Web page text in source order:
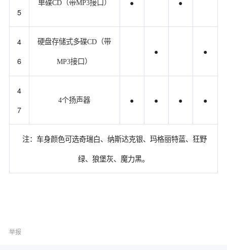
5
单碟CD（带MP3接口） ● ●
4
6
硬盘存储式多碟CD（带
MP3接口）
● ●
4
7
4个扬声器 ● ● ● ●
注：车身颜色可选奇瑞白、纳斯达克银、玛格丽特蓝、狂野
绿、狼堡灰、魔力黑。
举报